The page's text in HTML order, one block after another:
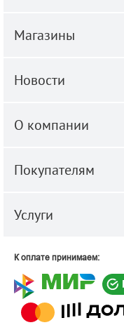
Магазины
Новости
О компании
Покупателям
Услуги
К оплате принимаем: